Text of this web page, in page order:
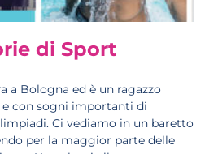
di Sport
a Bologna ed è un ragazzo
con sogni importanti di
Ci vediamo in un baretto
per la maggior parte delle